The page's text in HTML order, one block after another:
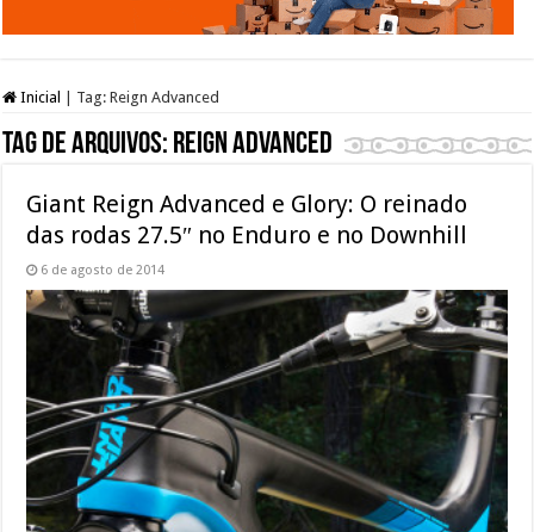
Inicial Tag:Reign Advanced
Tag de arquivos: Reign Advanced
Giant Reign Advanced e Glory: O reinado
das rodas 27.5″ no Enduro e no Downhill
6 de agosto de 2014